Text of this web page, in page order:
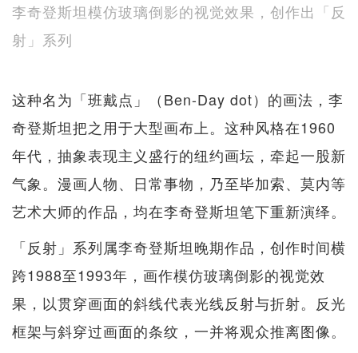
李奇登斯坦模仿玻璃倒影的视觉效果，创作出「反
射」系列
这种名为「班戴点」（Ben-Day dot）的画法，李
奇登斯坦把之用于大型画布上。这种风格在1960
年代，抽象表现主义盛行的纽约画坛，牵起一股新
气象。漫画人物、日常事物，乃至毕加索、莫内等
艺术大师的作品，均在李奇登斯坦笔下重新演绎。
「反射」系列属李奇登斯坦晚期作品，创作时间横
跨1988至1993年，画作模仿玻璃倒影的视觉效
果，以贯穿画面的斜线代表光线反射与折射。反光
框架与斜穿过画面的条纹，一并将观众推离图像。